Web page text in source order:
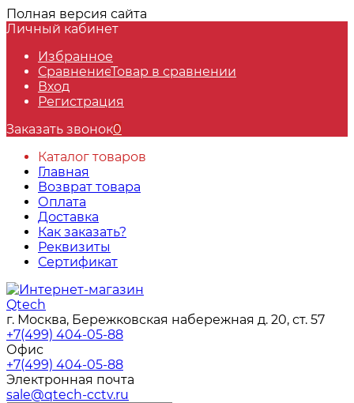
Полная версия сайта
Личный кабинет
Избранное
СравнениеТовар в сравнении
Вход
Регистрация
Заказать звонок0
Каталог товаров
Главная
Возврат товара
Оплата
Доставка
Как заказать?
Реквизиты
Сертификат
г. Москва, Бережковская набережная д. 20, ст. 57
+7(499) 404-05-88
Офис
+7(499) 404-05-88
Электронная почта
sale@qtech-cctv.ru